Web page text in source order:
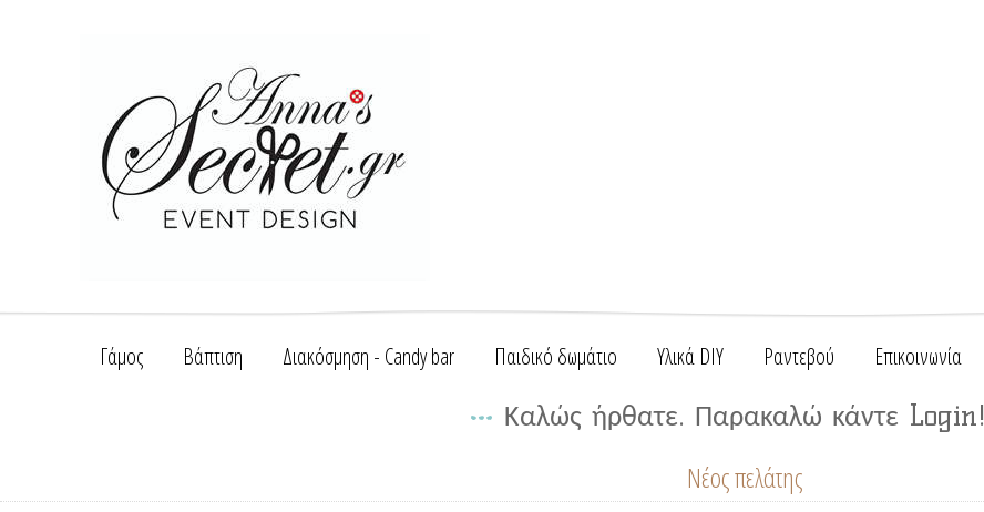
Γάμος Βάπτιση Διακόσμηση - Candy bar Παιδικό δωμάτιο Υλικά DIY Ραντεβού Επικοινωνία
Καλώς ήρθατε. Παρακαλώ κάντε Login!
Νέος πελάτης